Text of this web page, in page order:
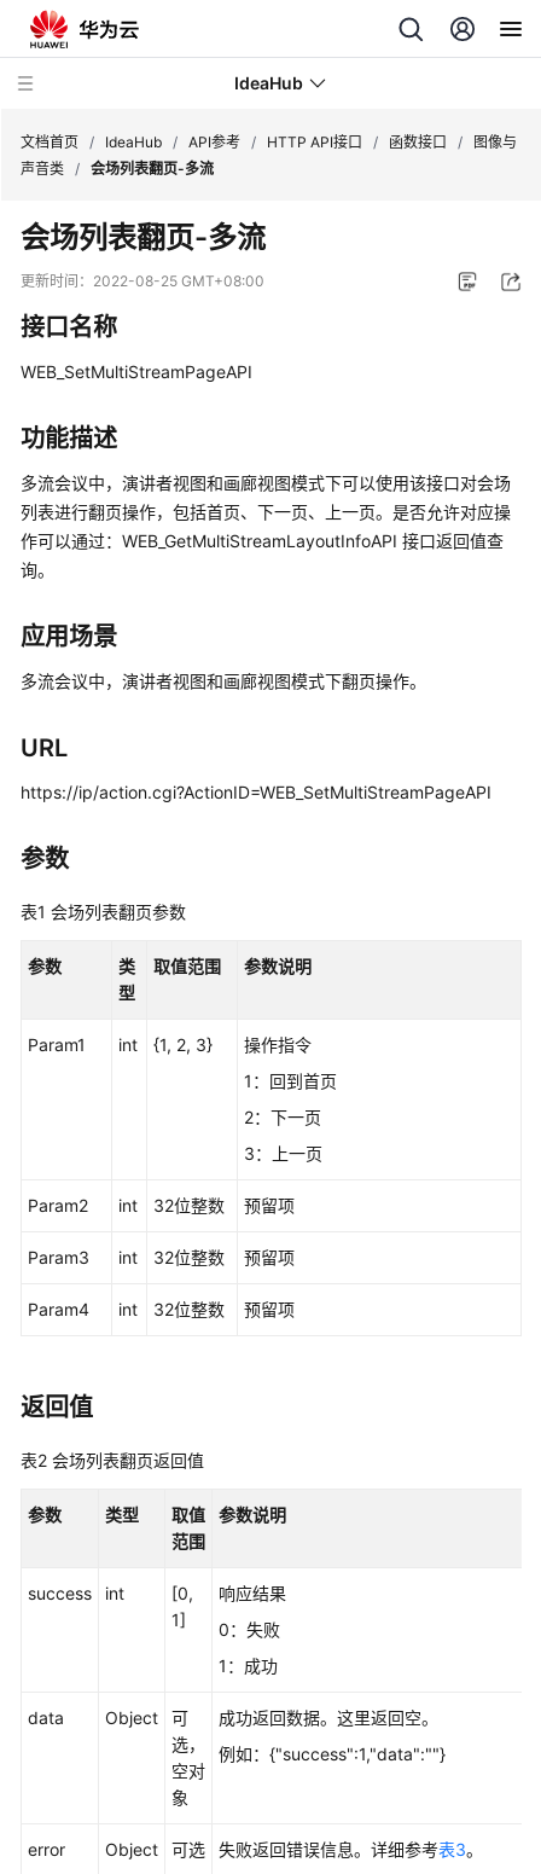
IdeaHub
产
品
介
参
言
简
开
发
指
API
数
通
录
议
类
与
声
打
文档首页 / IdeaHub / API参考 / HTTP API接口 / 函数接口 /
图像与
声音类 / 会场列表翻页-多流
会场列表翻页-多流
更新时间： 2022-08-25 GMT+08:00
接口名称
WEB_SetMultiStreamPageAPI
功能描述
多流会议中，演讲者视图和画廊视图模式下可以使用该接口对会场
列表进行翻页操作，包括首页、下一页、上一页。是否允许对应操
作可以通过：WEB_GetMultiStreamLayoutInfoAPI 接口返回值查
询。
应用场景
多流会议中，演讲者视图和画廊视图模式下翻页操作。
URL
https://ip/action.cgi?ActionID=WEB_SetMultiStreamPageAPI
参数
表1 会场列表翻页参数
参数
类
型
取值范围 参数说明
Param1 int {1, 2, 3}
操作指令
1：回到首页
2：下一页
3：上一页
Param2 int 32位整数 预留项
Param3 int 32位整数 预留项
Param4 int 32位整数 预留项
返回值
表2 会场列表翻页返回值
参数 类型
取值
范围
参数说明
success int
[0,
1]
响应结果
0：失败
1：成功
data Object
可
选，
空对
象
成功返回数据。这里返回空。
例如：{"success":1,"data":""}
error Object 可选 失败返回错误信息。详细参考表3。